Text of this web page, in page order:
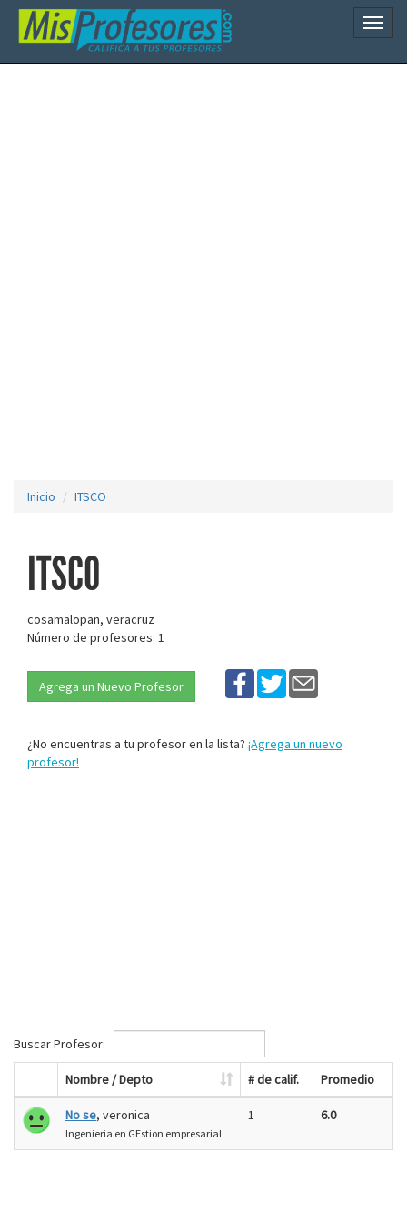
Inicio ITSCO
ITSCO
cosamalopan, veracruz
Número de profesores: 1
Agrega un Nuevo Profesor
¿No encuentras a tu profesor en la lista? ¡Agrega un nuevo
profesor!
Buscar Profesor:
Nombre / Depto # de calif. Promedio
No se, veronica
Ingenieria en GEstion empresarial
1 6.0